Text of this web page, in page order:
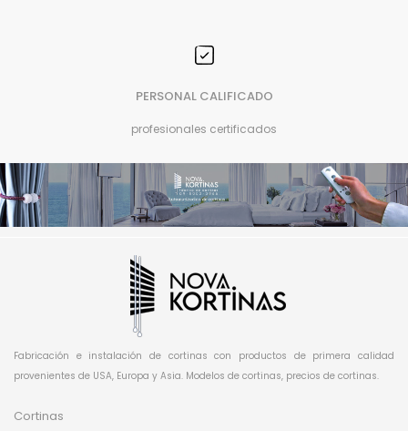
PERSONAL CALIFICADO
profesionales certificados
Fabricación e instalación de cortinas con productos de primera calidad
provenientes de USA, Europa y Asia. Modelos de cortinas, precios de cortinas.
Cortinas